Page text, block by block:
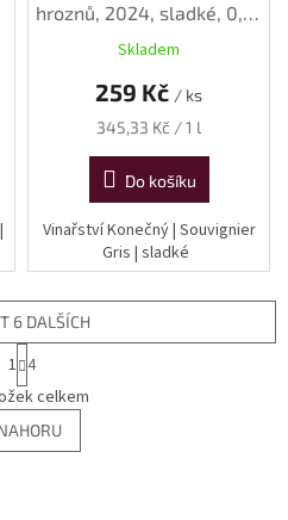
hroznů, 2024, sladké, 0,75
Skladem
259 Kč / ks
Měrná
345,33 Kč / 1 l
Do košíku
Vinařství Konečný | Souvignier
Gris | sladké
O
v
l
á
6 DALŠÍCH
t
r
á
n
k
1 4
celkem